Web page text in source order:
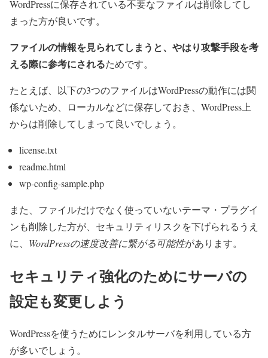
WordPressに保存されている不要なファイルは削除してし
まった方が良いです。
ファイルの情報を見られてしまうと、やはり攻撃手段を考
える際に参考にされるためです。
たとえば、以下の3つのファイルはWordPressの動作には関
係ないため、ローカルなどに保存しておき、WordPress上
からは削除してしまって良いでしょう。
license.txt
readme.html
wp-config-sample.php
また、ファイルだけでなく使っていないテーマ・プラグイ
ンも削除した方が、セキュリティリスクを下げられるうえ
に、 WordPressの速度改善に繋がる可能性があります。
セキュリティ強化のためにサーバの
設定も変更しよう
WordPressを使うためにレンタルサーバを利用している方
が多いでしょう。